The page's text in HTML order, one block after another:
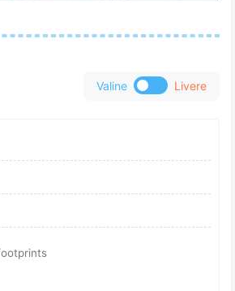
Valine Livere